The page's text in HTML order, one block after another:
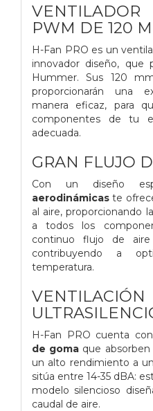
PWM DE 120
H-Fan PRO es un
innovador diseño, que
Hummer. Sus 120
proporcionarán una
manera eficaz, para
componentes de tu
adecuada.
GRAN FLUJO
Con un diseño
aerodinámicas te
al aire, proporcionando
a todos los
continuo flujo de
contribuyendo a
temperatura.
VENTILACIÓN
H-Fan PRO cuenta con
de goma que absorben
un alto rendimiento a
sitúa entre 14-35 dBA:
modelo silencioso
caudal de aire.